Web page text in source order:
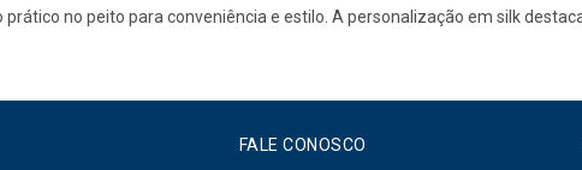
no peito para conveniência e estilo. A personalização em silk
FALE CONOSCO